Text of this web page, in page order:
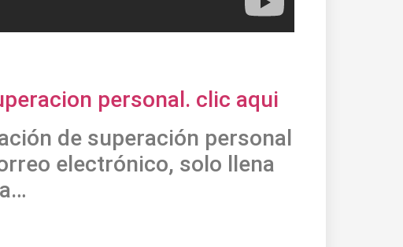
personal. clic aqui
de superación personal
electrónico, solo llena